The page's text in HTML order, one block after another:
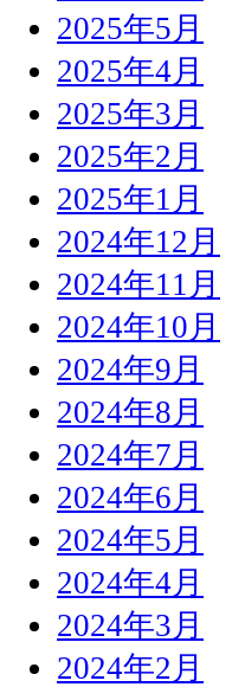
2025年5月
2025年4月
2025年3月
2025年2月
2025年1月
2024年12月
2024年11月
2024年10月
2024年9月
2024年8月
2024年7月
2024年6月
2024年5月
2024年4月
2024年3月
2024年2月